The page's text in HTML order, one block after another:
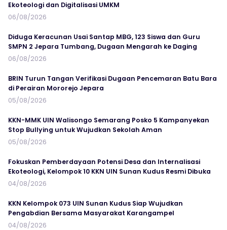
Ekoteologi dan Digitalisasi UMKM
06/08/2026
Diduga Keracunan Usai Santap MBG, 123 Siswa dan Guru
SMPN 2 Jepara Tumbang, Dugaan Mengarah ke Daging
06/08/2026
BRIN Turun Tangan Verifikasi Dugaan Pencemaran Batu Bara
di Perairan Mororejo Jepara
05/08/2026
KKN-MMK UIN Walisongo Semarang Posko 5 Kampanyekan
Stop Bullying untuk Wujudkan Sekolah Aman
05/08/2026
Fokuskan Pemberdayaan Potensi Desa dan Internalisasi
Ekoteologi, Kelompok 10 KKN UIN Sunan Kudus Resmi Dibuka
04/08/2026
KKN Kelompok 073 UIN Sunan Kudus Siap Wujudkan
Pengabdian Bersama Masyarakat Karangampel
04/08/2026